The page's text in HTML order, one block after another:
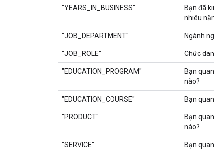
"YEARS_IN_BUSINESS"
Bạn đã
nhiêu năm?
"JOB_DEPARTMENT" Ngành
"JOB_ROLE" Chức danh
"EDUCATION_PROGRAM"
Bạn quan
nào?
"EDUCATION_COURSE" Bạn quan
"PRODUCT"
Bạn quan
nào?
"SERVICE" Bạn quan